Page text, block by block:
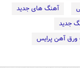
آهنگ های جدید
جدید
آهن پرایس